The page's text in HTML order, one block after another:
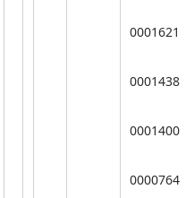
0001621
0001438
0001400
0000764